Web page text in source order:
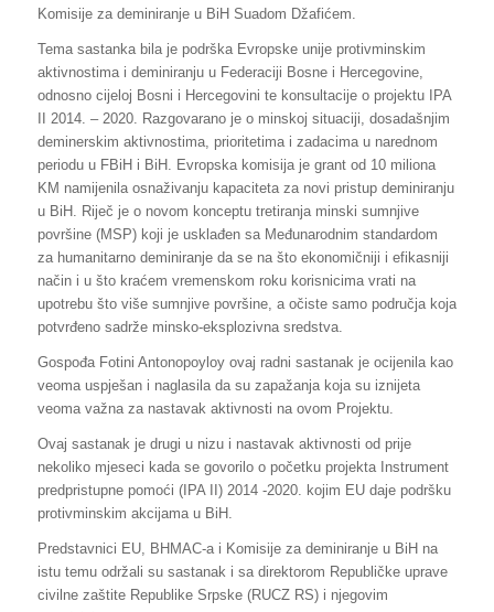
Komisije za deminiranje u BiH Suadom Džafićem.
Tema sastanka bila je podrška Evropske unije protivminskim
aktivnostima i deminiranju u Federaciji Bosne i Hercegovine,
odnosno cijeloj Bosni i Hercegovini te konsultacije o projektu IPA
II 2014. – 2020. Razgovarano je o minskoj situaciji, dosadašnjim
deminerskim aktivnostima, prioritetima i zadacima u narednom
periodu u FBiH i BiH. Evropska komisija je grant od 10 miliona
KM namijenila osnaživanju kapaciteta za novi pristup deminiranju
u BiH. Riječ je o novom konceptu tretiranja minski sumnjive
površine (MSP) koji je usklađen sa Međunarodnim standardom
za humanitarno deminiranje da se na što ekonomičniji i efikasniji
način i u što kraćem vremenskom roku korisnicima vrati na
upotrebu što više sumnjive površine, a očiste samo područja koja
potvrđeno sadrže minsko-eksplozivna sredstva.
Gospođa Fotini Antonopoyloy ovaj radni sastanak je ocijenila kao
veoma uspješan i naglasila da su zapažanja koja su iznijeta
veoma važna za nastavak aktivnosti na ovom Projektu.
Ovaj sastanak je drugi u nizu i nastavak aktivnosti od prije
nekoliko mjeseci kada se govorilo o početku projekta Instrument
predpristupne pomoći (IPA II) 2014 -2020. kojim EU daje podršku
protivminskim akcijama u BiH.
Predstavnici EU, BHMAC-a i Komisije za deminiranje u BiH na
istu temu održali su sastanak i sa direktorom Republičke uprave
civilne zaštite Republike Srpske (RUCZ RS) i njegovim